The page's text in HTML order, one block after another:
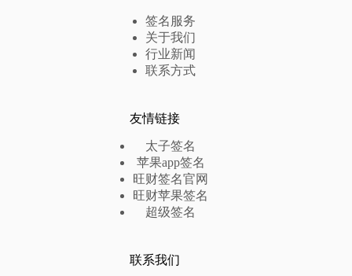
签名服务
关于我们
行业新闻
联系方式
友情链接
太子签名
苹果app签名
旺财签名官网
旺财苹果签名
超级签名
联系我们